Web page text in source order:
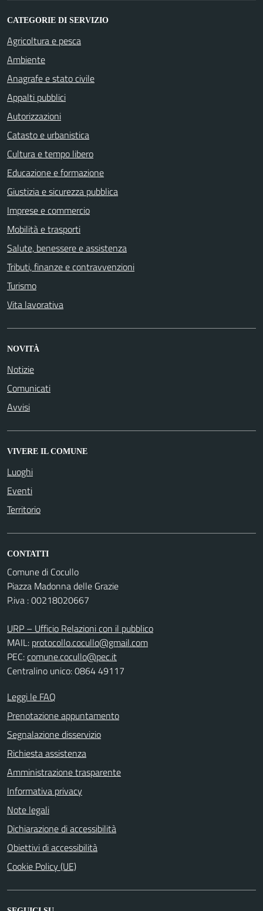
CATEGORIE DI SERVIZIO
Agricoltura e pesca
Ambiente
Anagrafe e stato civile
Appalti pubblici
Autorizzazioni
Catasto e urbanistica
Cultura e tempo libero
Educazione e formazione
Giustizia e sicurezza pubblica
Imprese e commercio
Mobilità e trasporti
Salute, benessere e assistenza
Tributi, finanze e contravvenzioni
Turismo
Vita lavorativa
NOVITÀ
Notizie
Comunicati
Avvisi
VIVERE IL COMUNE
Luoghi
Eventi
Territorio
CONTATTI
Comune di Cocullo
Piazza Madonna delle Grazie
P.iva : 00218020667
URP – Ufficio Relazioni con il pubblico
MAIL: protocollo.cocullo@gmail.com
PEC:comune.cocullo@pec.it
Centralino unico: 0864 49117
Leggi le FAQ
Prenotazione appuntamento
Segnalazione disservizio
Richiesta assistenza
Amministrazione trasparente
Informativa privacy
Note legali
Dichiarazione di accessibilità
Obiettivi di accessibilità
Cookie Policy (UE)